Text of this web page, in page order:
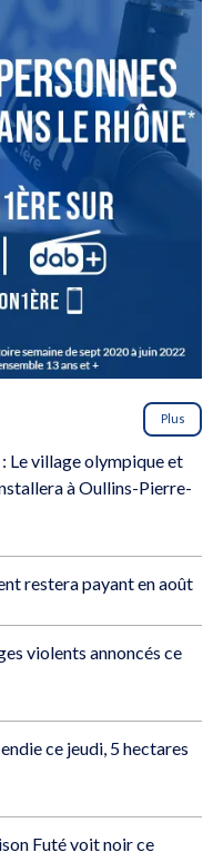
Plus
Le village olympique et
à Oullins-Pierre-
restera payant en août
violents annoncés ce
ce jeudi, 5 hectares
Futé voit noir ce